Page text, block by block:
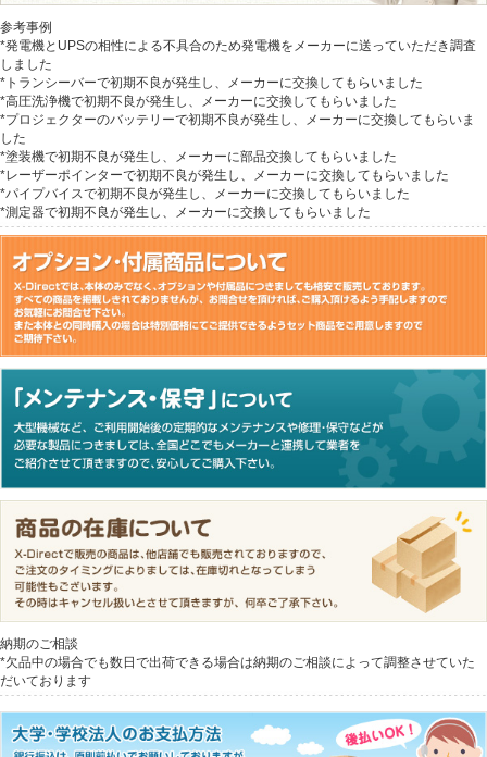
参考事例
*発電機とUPSの相性による不具合のため発電機をメーカーに送っていただき調査
しました
*トランシーバーで初期不良が発生し、メーカーに交換してもらいました
*高圧洗浄機で初期不良が発生し、メーカーに交換してもらいました
*プロジェクターのバッテリーで初期不良が発生し、メーカーに交換してもらいま
した
*塗装機で初期不良が発生し、メーカーに部品交換してもらいました
*レーザーポインターで初期不良が発生し、メーカーに交換してもらいました
*パイプバイスで初期不良が発生し、メーカーに交換してもらいました
*測定器で初期不良が発生し、メーカーに交換してもらいました
納期のご相談
*欠品中の場合でも数日で出荷できる場合は納期のご相談によって調整させていた
だいております